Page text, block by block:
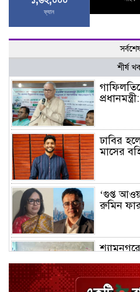
ফ্যান
শীর্ষ
ঢাবির
মাসের
‘গুপ্ত
রুমিন